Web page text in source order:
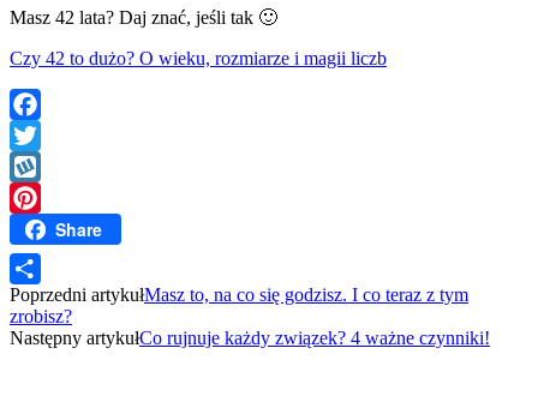
Masz 42 lata? Daj znać, jeśli tak 🙂
Czy 42 to dużo? O wieku, rozmiarze i magii liczb
Facebook
Twitter
Wykop
PinterestShare
Share
Poprzedni artykułMasz to, na co się godzisz. I co teraz z tym
zrobisz?
Następny artykułCo rujnuje każdy związek? 4 ważne czynniki!